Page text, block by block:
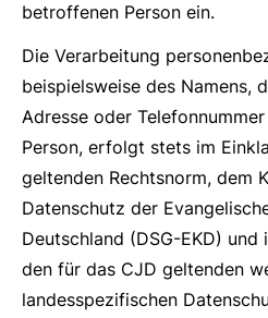
betroffenen Person ein.
Die Verarbeitung
beispielsweise des Namens,
Adresse oder
Person, erfolgt stets im
geltenden Rechtsnorm, dem
Datenschutz der
Deutschland (DSG-EKD)
den für das CJD geltenden
landesspezifischen